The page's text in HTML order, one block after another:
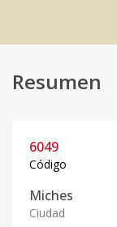
Resumen
6049
Código
Miches
Ciudad